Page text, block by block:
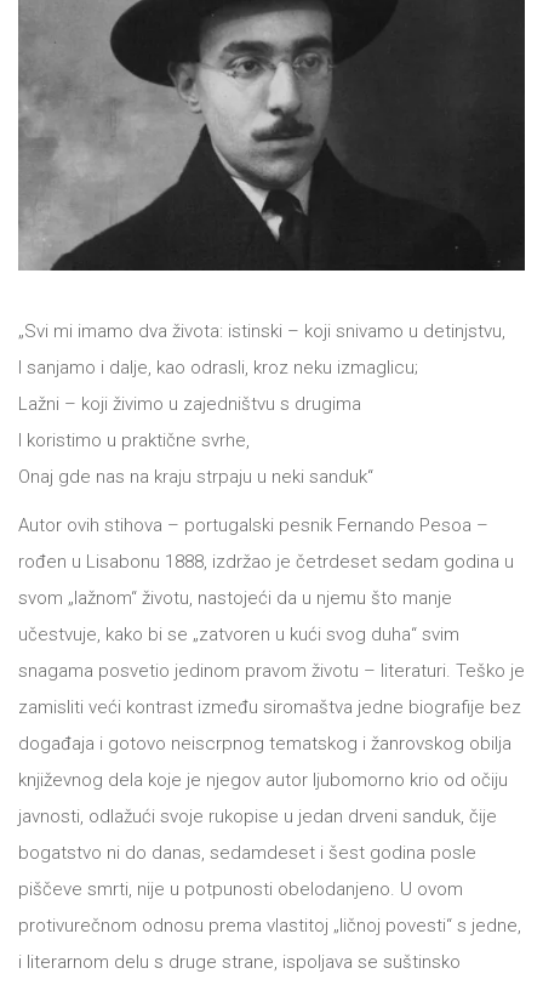
NORD
Papirna
A5
Hommage
12/19
Portreti
Pro/za
se!
Poezija!
GIFT
O
NAMA
KNJIŽARA
TREĆE
DRVO
„Svi mi imamo dva života: istinski – koji snivamo u detinjstvu,
I sanjamo i dalje, kao odrasli, kroz neku izmaglicu;
Lažni – koji živimo u zajedništvu s drugima
I koristimo u praktične svrhe,
Onaj gde nas na kraju strpaju u neki sanduk“
Autor ovih stihova – portugalski pesnik Fernando Pesoa –
rođen u Lisabonu 1888, izdržao je četrdeset sedam godina u
svom „lažnom“ životu, nastojeći da u njemu što manje
učestvuje, kako bi se „zatvoren u kući svog duha“ svim
snagama posvetio jedinom pravom životu – literaturi. Teško je
zamisliti veći kontrast između siromaštva jedne biografije bez
događaja i gotovo neiscrpnog tematskog i žanrovskog obilja
književnog dela koje je njegov autor ljubomorno krio od očiju
javnosti, odlažući svoje rukopise u jedan drveni sanduk, čije
bogatstvo ni do danas, sedamdeset i šest godina posle
piščeve smrti, nije u potpunosti obelodanjeno. U ovom
protivurečnom odnosu prema vlastitoj „ličnoj povesti“ s jedne,
i literarnom delu s druge strane, ispoljava se suštinsko